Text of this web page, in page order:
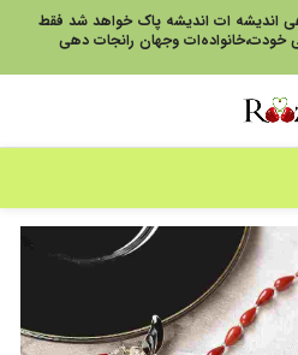
اندیشه ات اندیشه پاک خواهد شد فقط
خودت،خانواده‌ات وجهان رانجات دهی